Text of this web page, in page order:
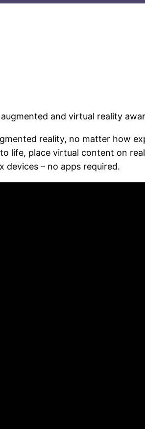
and virtual reality
reality, no matter how
life, place virtual content on
devices – no apps required.